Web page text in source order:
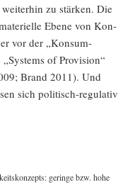
zu stär­ken. Die
Ebe­ne von Kon­
vor der „Kon­sum­
of Pro­vi­si­on“
Brand 2011). Und
sich poli­tisch-regu­la­tiv
gerin­ge bzw. hohe